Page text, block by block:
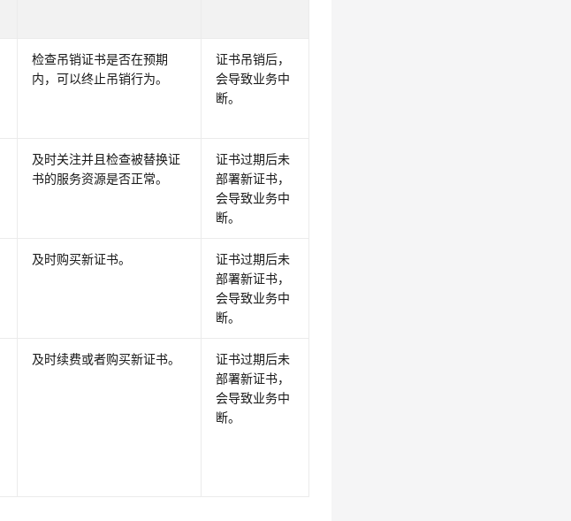
检查吊销证书是否在预期
内，可以终止吊销行为。
证书吊销后，
会导致业务中
断。
及时关注并且检查被替换证
书的服务资源是否正常。
证书过期后未
部署新证书，
会导致业务中
断。
及时购买新证书。
证书过期后未
部署新证书，
会导致业务中
断。
及时续费或者购买新证书。
证书过期后未
部署新证书，
会导致业务中
断。